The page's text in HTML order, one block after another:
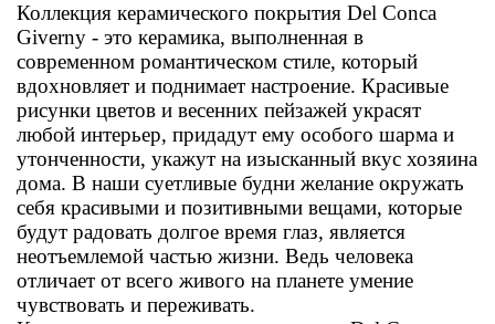
Коллекция керамического покрытия Del Conca
Giverny - это керамика, выполненная в
современном романтическом стиле, который
вдохновляет и поднимает настроение. Красивые
рисунки цветов и весенних пейзажей украсят
любой интерьер, придадут ему особого шарма и
утонченности, укажут на изысканный вкус хозяина
дома. В наши суетливые будни желание окружать
себя красивыми и позитивными вещами, которые
будут радовать долгое время глаз, является
неотъемлемой частью жизни. Ведь человека
отличает от всего живого на планете умение
чувствовать и переживать.